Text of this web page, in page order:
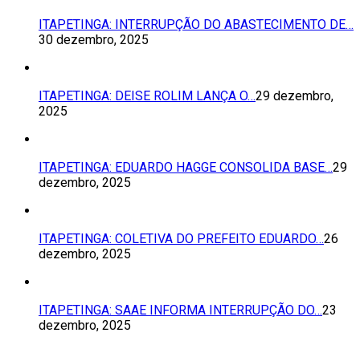
ITAPETINGA: INTERRUPÇÃO DO ABASTECIMENTO DE…
30 dezembro, 2025
ITAPETINGA: DEISE ROLIM LANÇA O…29 dezembro,
2025
ITAPETINGA: EDUARDO HAGGE CONSOLIDA BASE…29
dezembro, 2025
ITAPETINGA: COLETIVA DO PREFEITO EDUARDO…26
dezembro, 2025
ITAPETINGA: SAAE INFORMA INTERRUPÇÃO DO…23
dezembro, 2025